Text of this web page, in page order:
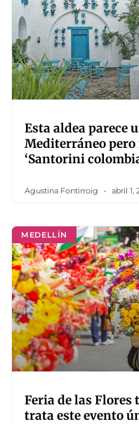
Esta aldea parece
Mediterráneo pero
‘Santorini
Agustina Fontirroig abril 1,
MEDELLÍN
Feria de las Flores
trata este evento